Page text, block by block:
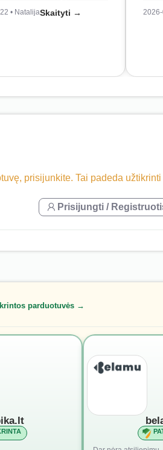
• NatalijaSkaityti →
prisijunkite. Tai padeda
Prisijungti /
parduotuvės →